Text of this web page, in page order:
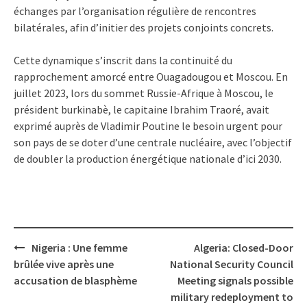
échanges par l’organisation régulière de rencontres
bilatérales, afin d’initier des projets conjoints concrets.
Cette dynamique s’inscrit dans la continuité du
rapprochement amorcé entre Ouagadougou et Moscou. En
juillet 2023, lors du sommet Russie-Afrique à Moscou, le
président burkinabè, le capitaine Ibrahim Traoré, avait
exprimé auprès de Vladimir Poutine le besoin urgent pour
son pays de se doter d’une centrale nucléaire, avec l’objectif
de doubler la production énergétique nationale d’ici 2030.
Post
navigation
Nigeria : Une femme
brûlée vive après une
accusation de blasphème
Algeria: Closed-Door
National Security Council
Meeting signals possible
military redeployment to